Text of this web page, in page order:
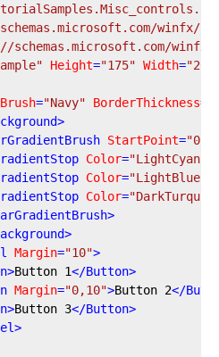
winfx/
winfx/
Height="175" Width=
="Navy" BorderThickness=
>
StartPoint=
Color="LightCyan"
Color="LightBlue"
Color=
>
>
Margin="10">
>Button 1</Button>
Margin="0,10">Button 2</
>Button 3</Button>
>